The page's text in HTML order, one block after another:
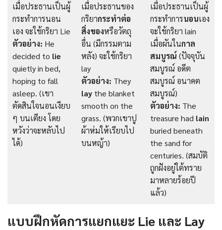
เมื่อประธานเป็นผู้
กระทำการนอน
เอง จะใช้กริยา Lie
ตัวอย่าง: He
decided to lie
quietly in bed,
hoping to fall
asleep. (เขา
ตัดสินใจนอนเงียบ
ๆ บนเตียง โดย
หวังว่าจะหลับไป
ได้)
เมื่อประธานของ
กริยากระทำต่อ
สิ่งของหรือวัตถุ
อื่น (มีกรรมตาม
หลัง) จะใช้กริยา
lay
ตัวอย่าง: They
lay the blanket
smooth on the
grass. (พวกเขาปู
ผ้าห่มให้เรียบไป
บนหญ้า)
เมื่อประธานเป็นผู้
กระทำการนอนเอง
จะใช้กริยา lain
เมื่อผันในกาล
สมบูรณ์ (ปัจจุบัน
สมบูรณ์ อดีต
สมบูรณ์ อนาคต
สมบูรณ์)
ตัวอย่าง: The
treasure had lain
buried beneath
the sand for
centuries. (สมบัติ
ถูกฝังอยู่ใต้ทราย
มาหลายร้อยปี
แล้ว)
แบบฝึกหัดการแยกแยะ Lie และ Lay